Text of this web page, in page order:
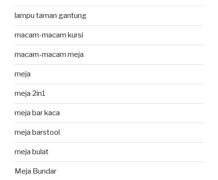
lampu taman gantung
macam-macam kursi
macam-macam meja
meja
meja 2in1
meja bar kaca
meja barstool
meja bulat
Meja Bundar